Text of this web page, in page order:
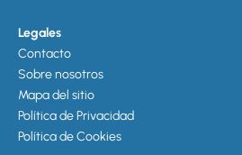
Legales
Contacto
Sobre nosotros
Mapa del sitio
Política de Privacidad
Política de Cookies